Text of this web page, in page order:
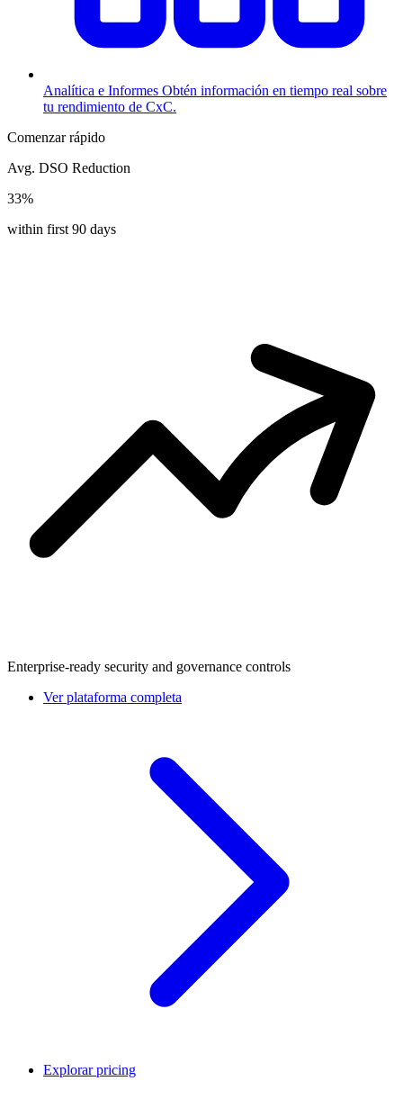
Analítica e Informes Obtén información en tiempo real sobre
tu rendimiento de CxC.
Comenzar rápido
Avg. DSO Reduction
33%
within first 90 days
Enterprise-ready security and governance controls
Ver plataforma completa
Explorar pricing